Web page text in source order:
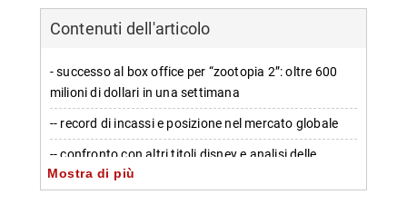
Contenuti dell'articolo
- successo al box office per “zootopia 2”: oltre 600
milioni di dollari in una settimana
-- record di incassi e posizione nel mercato globale
-- confronto con altri titoli disney e analisi delle
performance
Mostra di più